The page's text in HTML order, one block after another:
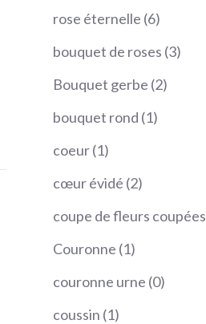
produits
rose éternelle 66
produits
bouquet de roses 33
Bouquet gerbe 22
bouquet rond 11
coeur 11
produit
cœur évidé 22
produits
coupe de fleurs coupées
Couronne 11
produit
couronne urne 00
coussin 11